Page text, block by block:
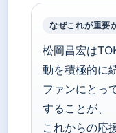
なぜこれが重要
松岡昌宏は
動を積極的に
ファンにとっ
することが、
これからの応